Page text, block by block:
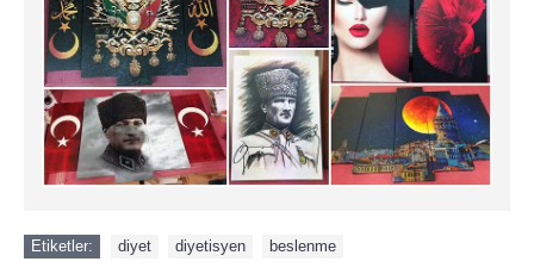
Etiketler: diyet diyetisyen beslenme